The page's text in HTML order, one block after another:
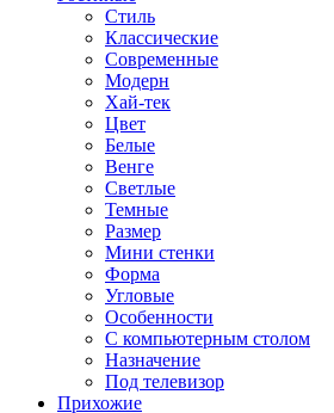
Стиль
Классические
Современные
Модерн
Хай-тек
Цвет
Белые
Венге
Светлые
Темные
Размер
Мини стенки
Форма
Угловые
Особенности
С компьютерным столом
Назначение
Под телевизор
Прихожие